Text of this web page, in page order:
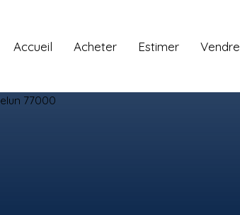
Accueil Acheter Estimer Vendre